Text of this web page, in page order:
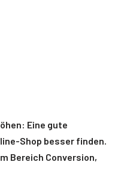
Eine gute
Shop besser finden.
Bereich Conversion,